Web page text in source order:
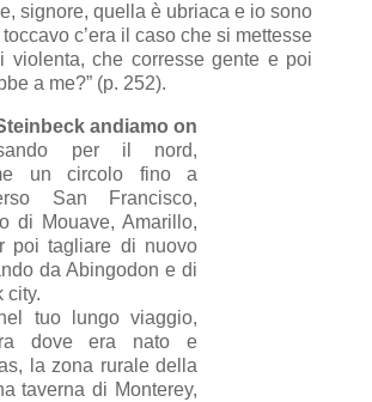
signore, quella è ubriaca e io sono
c’era il caso che si mettesse
violenta, che corresse gente e poi
a me?” (p. 252).
andiamo on
per il nord,
un circolo fino a
San Francisco,
di Mouave, Amarillo,
poi tagliare di nuovo
da Abingodon e di
city.
tuo lungo viaggio,
dove era nato e
la zona rurale della
taverna di Monterey,